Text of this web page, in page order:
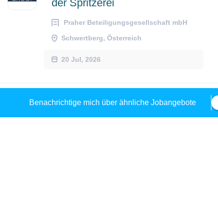
der Spritzerei
Praher Beteiligungsgesellschaft mbH
Schwertberg, Österreich
20 Jul, 2026
Produktionsarbeiter (m/w/d)
Benachrichtige mich über ähnliche Jobangebote